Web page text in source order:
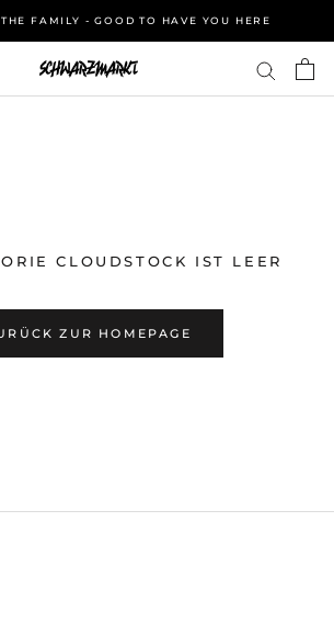
FAMILY - GOOD TO HAVE YOU HERE
CLOUDSTOCK IST LEER
ZUR HOMEPAGE